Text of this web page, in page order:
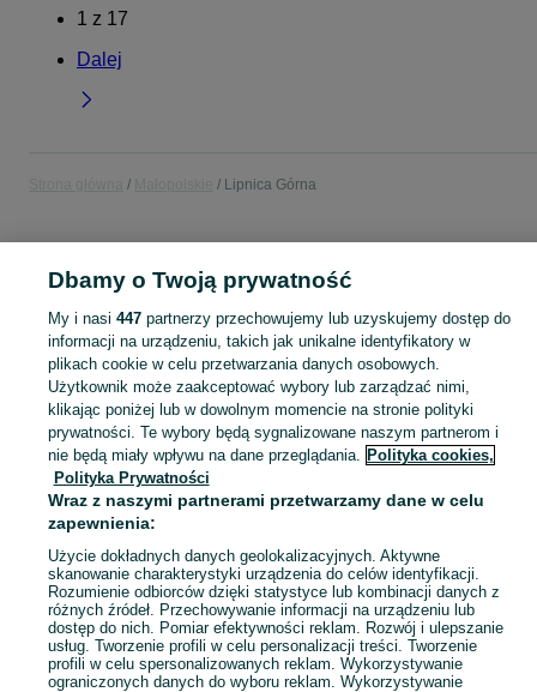
1 z 17
Dalej
Lipnica Górna
borówka wysoka
Zobacz
Mapa kategorii
Mapa miejscowości
Mapa ministron
Popularne wyszukiwania
Dbamy o Twoją prywatność
My i nasi 447partnerzy przechowujemy lub uzyskujemy dostęp do
informacji na urządzeniu, takich jak unikalne identyfikatory w
plikach cookie w celu przetwarzania danych osobowych.
Użytkownik może zaakceptować wybory lub zarządzać nimi,
klikając poniżej lub w dowolnym momencie na stronie polityki
prywatności. Te wybory będą sygnalizowane naszym partnerom i
nie będą miały wpływu na dane przeglądania. Polityka cookies,
Polityka Prywatności
Wraz z naszymi partnerami przetwarzamy dane w celu
zapewnienia:
Użycie dokładnych danych geolokalizacyjnych. Aktywne
skanowanie charakterystyki urządzenia do celów identyfikacji.
Rozumienie odbiorców dzięki statystyce lub kombinacji danych z
różnych źródeł. Przechowywanie informacji na urządzeniu lub
dostęp do nich. Pomiar efektywności reklam. Rozwój i ulepszanie
usług. Tworzenie profili w celu personalizacji treści. Tworzenie
profili w celu spersonalizowanych reklam. Wykorzystywanie
ograniczonych danych do wyboru reklam. Wykorzystywanie